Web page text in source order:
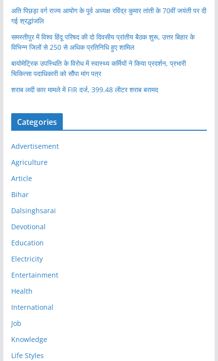
अति पिछड़ा वर्ग राज्य आयोग के पूर्व अध्यक्ष रविंद्र कुमार तांती के 70वीं जयंती पर दी
गई श्रद्धांजलि
समस्तीपुर में विश्व हिंदू परिषद की दो दिवसीय प्रांतीय बैठक शुरू, उत्तर बिहार के
विभिन्न जिलों से 250 से अधिक प्रतिनिधि हुए शामिल
बायोमेट्रिक उपस्थिति के विरोध में स्वास्थ्य कर्मियों ने किया प्रदर्शन, प्रभारी
चिकित्सा पदाधिकारी को सौंपा मांग पत्र
शराब लदी कार मामले में FIR दर्ज, 399.48 लीटर शराब बरामद
Categories
Advertisement
Agriculture
Article
Bihar
Dalsinghsarai
Devotional
Education
Electricity
Entertainment
Health
International
Job
Knowledge
Life Styles